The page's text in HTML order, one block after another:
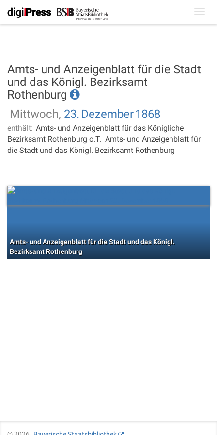
Amts- und Anzeigenblatt für die Stadt
und das Königl. Bezirksamt
Rothenburg
Mittwoch, 23. Dezember1868
enthält: Amts- und Anzeigenblatt für das Königliche
Bezirksamt Rothenburg o.T. Amts- und Anzeigenblatt für
die Stadt und das Königl. Bezirksamt Rothenburg
Amts- und Anzeigenblatt für die Stadt und das Königl.
Bezirksamt Rothenburg